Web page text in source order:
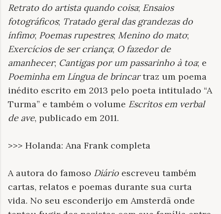
Retrato do artista quando coisa; Ensaios
fotográficos; Tratado geral das grandezas do
ínfimo; Poemas rupestres; Menino do mato;
Exercícios de ser criança; O fazedor de
amanhecer; Cantigas por um passarinho à toa; e
Poeminha em Língua de brincartraz um poema
inédito escrito em 2013 pelo poeta intitulado “A
Turma” e também o volume Escritos em verbal
de ave, publicado em 2011.
>>> Holanda: Ana Frank completa
A autora do famoso Diário escreveu também
cartas, relatos e poemas durante sua curta
vida. No seu esconderijo em Amsterdã onde